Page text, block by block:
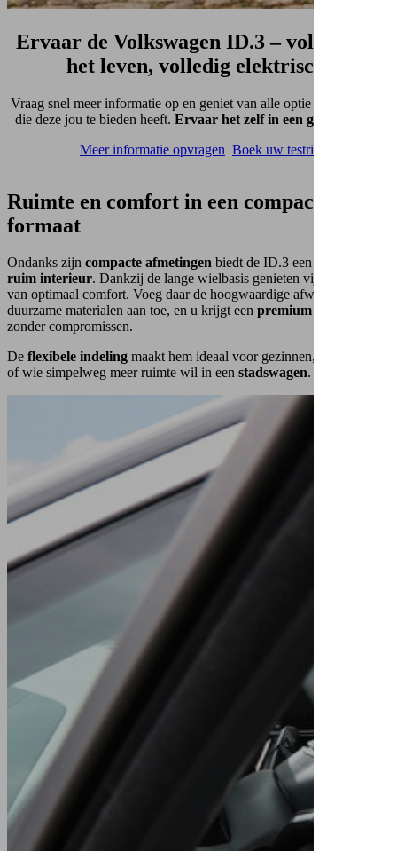
Ervaar de Volkswagen ID.3 –volledig in
het leven, volledig elektrisch.
Vraag snel meer informatie op en geniet van alle optie en voordelen
die deze jou te bieden heeft. Ervaar het zelf in een gratis testrit!
Meer informatie opvragen Boek uw testrit
Ruimte en comfort in een compact
formaat
Ondanks zijn compacte afmetingen biedt de ID.3 een verrassend
ruim interieur. Dankzij de lange wielbasis genieten vijf inzittenden
van optimaal comfort. Voeg daar de hoogwaardige afwerkingen en
duurzame materialen aan toe, en u krijgt een premium ervaring
zonder compromissen.
De flexibele indeling maakt hem ideaal voor gezinnen, avonturiers
of wie simpelweg meer ruimte wil in een stadswagen.